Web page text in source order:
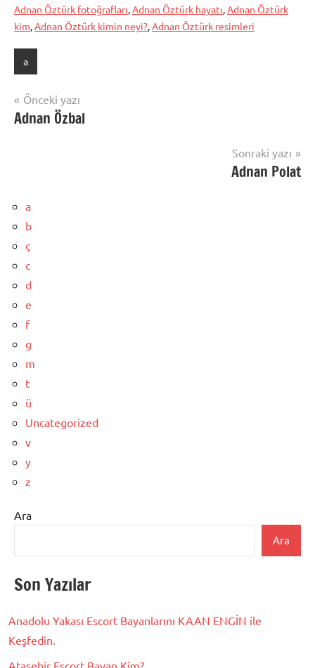
Adnan Öztürk fotoğrafları,Adnan Öztürk hayatı,Adnan Öztürk
kim,Adnan Öztürk kimin neyi?,Adnan Öztürk resimleri
a
Yazı
gezinmesi
Önceki yazı
Adnan Özbal
Sonraki yazı
Adnan Polat
a
b
ç
c
d
e
f
g
m
t
ü
Uncategorized
v
y
z
Ara
Ara
Son Yazılar
Anadolu Yakası Escort Bayanlarını KAAN ENGİN ile
Keşfedin.
Ataşehir Escort Bayan Kim?